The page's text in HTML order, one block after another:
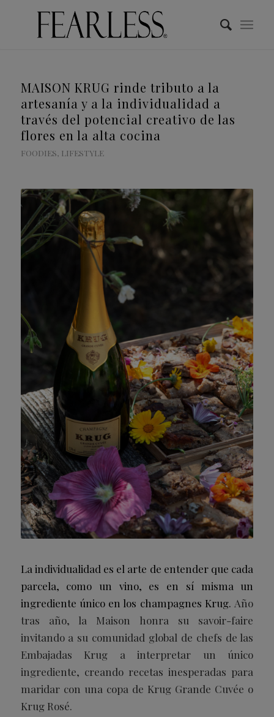
MAISON KRUG rinde tributo a la
artesanía y a la individualidad a
través del potencial creativo de las
flores en la alta cocina
FOODIES, LIFESTYLE
La individualidad es el arte de entender que cada
parcela, como un vino, es en sí misma un
ingrediente único en los champagnes Krug. Año
tras año, la Maison honra su savoir-faire
invitando a su comunidad global de chefs de las
Embajadas Krug a interpretar un único
ingrediente, creando recetas inesperadas para
maridar con una copa de Krug Grande Cuvée o
Krug Rosé.